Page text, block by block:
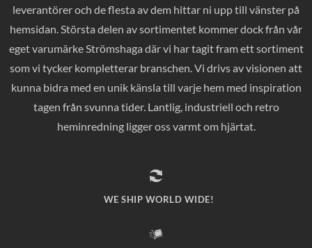
leverantörer och de flesta av dem hittar ni upp till vänster på
hemsidan. Största delen av sortimentet kommer dock från vår
eget varumärke Strömshaga där vi har tagit fram ett sortiment
som vi tycker kompletterar branschen. Vi drivs av visionen att
kunna bidra med en unik känsla till varje hem med inspiration
tagen från svunna tider. Lantlig, industriell och retro
heminredning ligger oss varmt om hjärtat.
WE SHIP WORLD WIDE!